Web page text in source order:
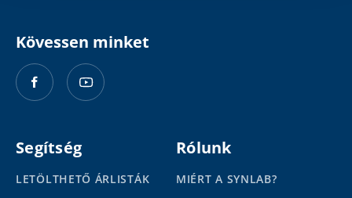
Kövessen minket
Segítség
LETÖLTHETŐ ÁRLISTÁK
Rólunk
MIÉRT A SYNLAB?